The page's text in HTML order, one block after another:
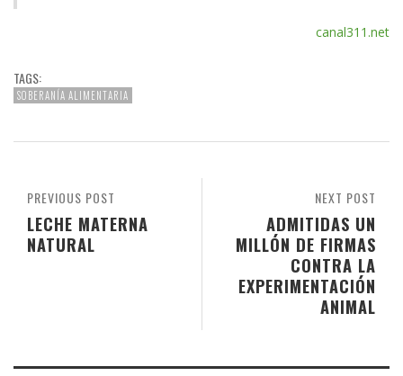
canal311.net
TAGS:
SOBERANÍA ALIMENTARIA
NEXT POST
ADMITIDAS UN
MILLÓN DE FIRMAS
CONTRA LA
EXPERIMENTACIÓN
ANIMAL
PREVIOUS POST
LECHE MATERNA
NATURAL